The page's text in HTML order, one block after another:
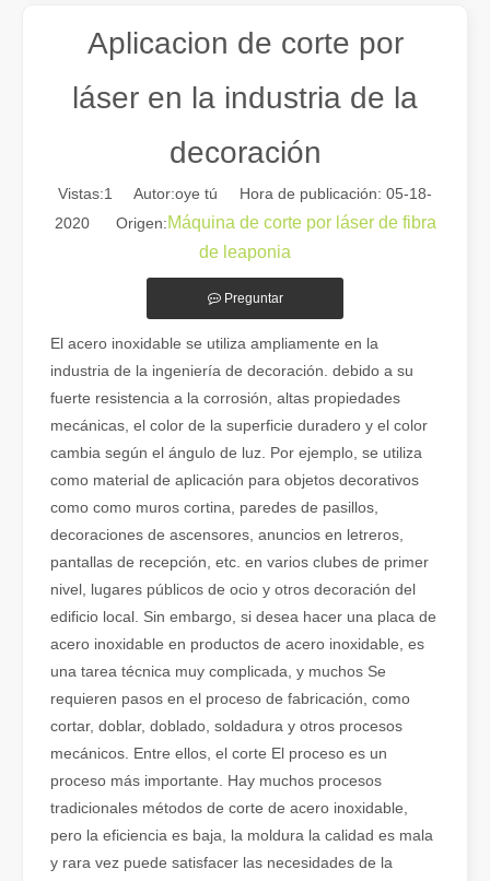
Guía 2026: Cómo las máquinas cortadoras de tubos por láser de fibra están revolucionando la fabricación de tuberías
¿Qué es el corte por láser de tubos?
El corte por láser de tubos es una tecnología clave en la
Aplicacion de corte por
láser en la industria de la
decoración
Vistas:1
Autor:oye tú Hora de publicación: 05-18-
2020 Origen:Máquina de corte por láser de fibra
de leaponia
Preguntar
El acero inoxidable se utiliza ampliamente en la
industria de la ingeniería de decoración. debido a su
fuerte resistencia a la corrosión, altas propiedades
mecánicas, el color de la superficie duradero y el color
cambia según el ángulo de luz. Por ejemplo, se utiliza
como material de aplicación para objetos decorativos
como como muros cortina, paredes de pasillos,
decoraciones de ascensores, anuncios en letreros,
pantallas de recepción, etc. en varios clubes de primer
nivel, lugares públicos de ocio y otros decoración del
edificio local. Sin embargo, si desea hacer una placa de
acero inoxidable en productos de acero inoxidable, es
una tarea técnica muy complicada, y muchos Se
requieren pasos en el proceso de fabricación, como
cortar, doblar, doblado, soldadura y otros procesos
mecánicos. Entre ellos, el corte El proceso es un
proceso más importante. Hay muchos procesos
tradicionales métodos de corte de acero inoxidable,
pero la eficiencia es baja, la moldura la calidad es mala
y rara vez puede satisfacer las necesidades de la